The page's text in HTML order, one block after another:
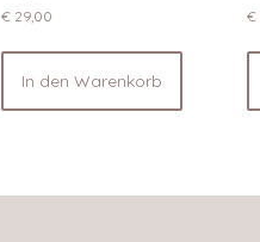
€ 29,00
In den Warenkorb
€